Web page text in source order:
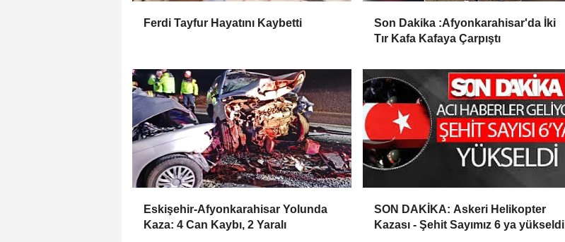
Ferdi Tayfur Hayatını Kaybetti
Son Dakika :Afyonkarahisar'da İki
Tır Kafa Kafaya Çarpıştı
Eskişehir-Afyonkarahisar Yolunda
Kaza: 4 Can Kaybı, 2 Yaralı
SON DAKİKA: Askeri Helikopter
Kazası - Şehit Sayımız 6 ya yükseldi